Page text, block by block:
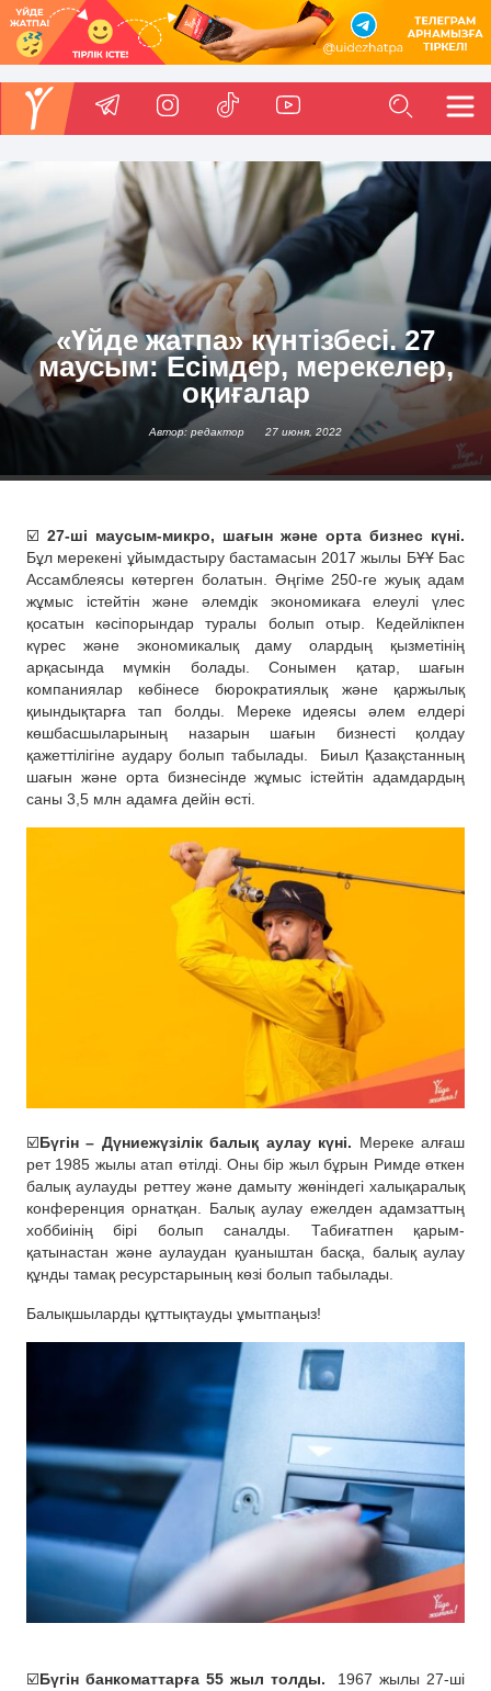
«Үйде жатпа» күнтізбесі. 27
маусым: Есімдер, мерекелер,
оқиғалар
Автор: редактор 27 июня, 2022
☑️ 27-ші маусым-микро, шағын және орта бизнес күні.
Бұл мерекені ұйымдастыру бастамасын 2017 жылы БҰҰ Бас
Ассамблеясы көтерген болатын. Әңгіме 250-ге жуық адам
жұмыс істейтін және әлемдік экономикаға елеулі үлес
қосатын кәсіпорындар туралы болып отыр. Кедейлікпен
күрес және экономикалық даму олардың қызметінің
арқасында мүмкін болады. Сонымен қатар, шағын
компаниялар көбінесе бюрократиялық және қаржылық
қиындықтарға тап болды. Мереке идеясы әлем елдері
көшбасшыларының назарын шағын бизнесті қолдау
қажеттілігіне аудару болып табылады.
Биыл Қазақстанның
шағын және орта бизнесінде жұмыс істейтін адамдардың
саны 3,5 млн адамға дейін өсті.
☑️Бүгін – Дүниежүзілік балық аулау күні. Мереке алғаш
рет 1985 жылы атап өтілді. Оны бір жыл бұрын Римде өткен
балық аулауды реттеу және дамыту жөніндегі халықаралық
конференция орнатқан. Балық аулау ежелден адамзаттың
хоббиінің бірі болып саналды. Табиғатпен қарым-
қатынастан және аулаудан қуаныштан басқа, балық аулау
құнды тамақ ресурстарының көзі болып табылады.
Балықшыларды құттықтауды ұмытпаңыз!
☑️Бүгін банкоматтарға 55 жыл толды.
1967 жылы 27-ші